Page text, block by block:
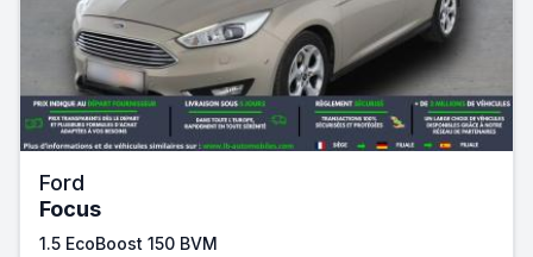
Ford
Focus
1.5 EcoBoost 150 BVM